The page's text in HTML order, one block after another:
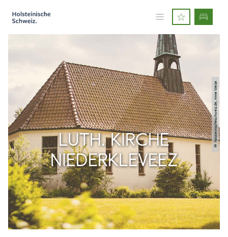
© holsteinischeschweiz.de, Anne Weise
LUTH. KIRCHE
NIEDERKLEVEEZ